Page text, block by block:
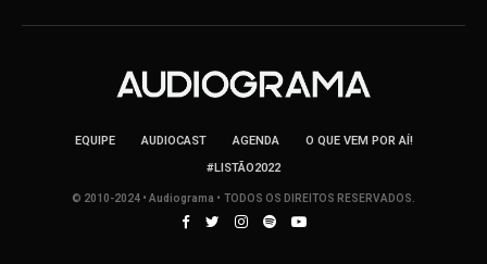
EQUIPE AUDIOCAST AGENDA
O QUE VEM POR AÍ!
#LISTÃO2022
© 2010-2024 • Audiograma • TODOS OS DIREITOS RESERVADOS.